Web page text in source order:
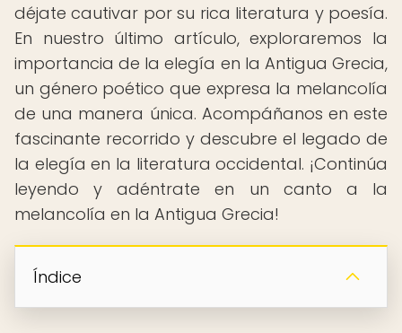
déjate cautivar por su rica literatura y poesía.
En nuestro último artículo, exploraremos la
importancia de la elegía en la Antigua Grecia,
un género poético que expresa la melancolía
de una manera única. Acompáñanos en este
fascinante recorrido y descubre el legado de
la elegía en la literatura occidental. ¡Continúa
leyendo y adéntrate en un canto a la
melancolía en la Antigua Grecia!
Índice